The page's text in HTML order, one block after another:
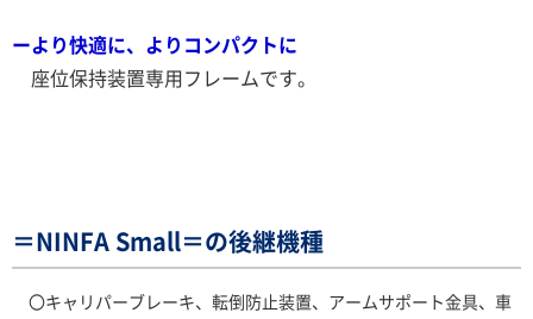
ーより快適に、よりコンパクトに
座位保持装置専用フレームです。
＝NINFA Small＝の後継機種
〇キャリパーブレーキ、転倒防止装置、アームサポート金具、車